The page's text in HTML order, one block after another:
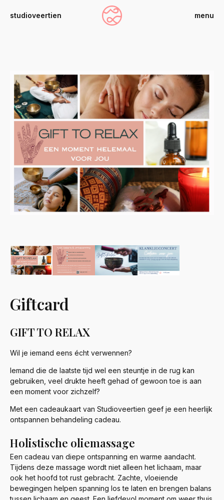
studioveertien menu
Giftcard
GIFT TO RELAX
Wil je iemand eens écht verwennen?
Iemand die de laatste tijd wel een steuntje in de rug kan
gebruiken, veel drukte heeft gehad of gewoon toe is aan
een moment voor zichzelf?
Met een cadeaukaart van Studioveertien geef je een heerlijk
ontspannen behandeling cadeau.
Holistische oliemassage
Een cadeau van diepe ontspanning en warme aandacht.
Tijdens deze massage wordt niet alleen het lichaam, maar
ook het hoofd tot rust gebracht. Zachte, vloeiende
bewegingen helpen spanning los te laten en brengen balans